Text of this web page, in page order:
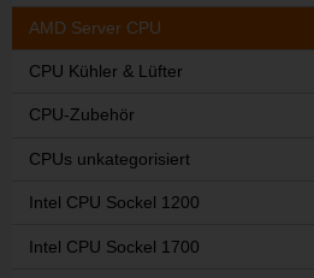
AMD Server CPU
CPU Kühler & Lüfter
CPU-Zubehör
CPUs unkategorisiert
Intel CPU Sockel 1200
Intel CPU Sockel 1700